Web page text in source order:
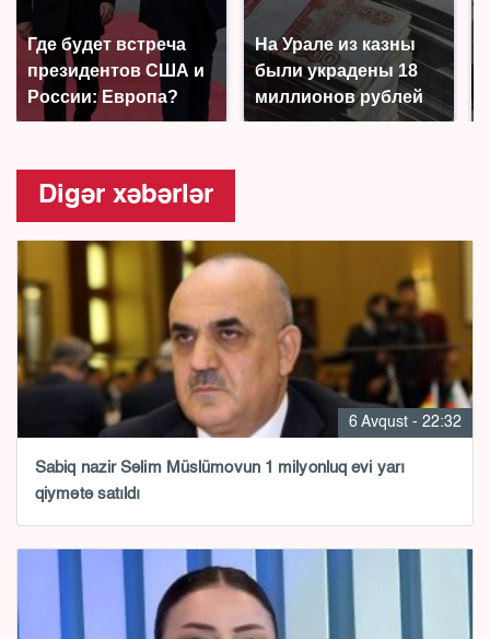
Где будет встреча
президентов США и
России: Европа?
На Урале из казны
были украдены 18
миллионов рублей
Digər xəbərlər
6 Avqust - 22:32
Sabiq nazir Səlim Müslümovun 1 milyonluq evi yarı
qiymətə satıldı